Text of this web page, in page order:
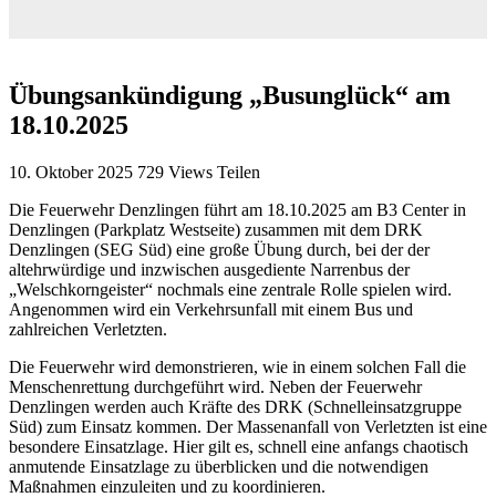
Übungsankündigung „Busunglück“ am
18.10.2025
10. Oktober 2025 729 Views Teilen
Die Feuerwehr Denzlingen führt am 18.10.2025 am B3 Center in
Denzlingen (Parkplatz Westseite) zusammen mit dem DRK
Denzlingen (SEG Süd) eine große Übung durch, bei der der
altehrwürdige und inzwischen ausgediente Narrenbus der
„Welschkorngeister“ nochmals eine zentrale Rolle spielen wird.
Angenommen wird ein Verkehrsunfall mit einem Bus und
zahlreichen Verletzten.
Die Feuerwehr wird demonstrieren, wie in einem solchen Fall die
Menschenrettung durchgeführt wird. Neben der Feuerwehr
Denzlingen werden auch Kräfte des DRK (Schnelleinsatzgruppe
Süd) zum Einsatz kommen. Der Massenanfall von Verletzten ist eine
besondere Einsatzlage. Hier gilt es, schnell eine anfangs chaotisch
anmutende Einsatzlage zu überblicken und die notwendigen
Maßnahmen einzuleiten und zu koordinieren.